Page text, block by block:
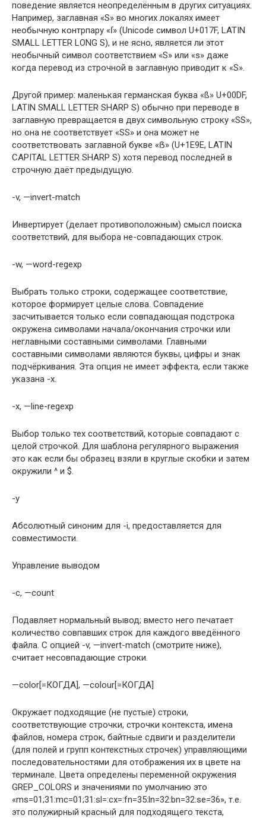
поведение является неопределённым в других ситуациях.
Например, заглавная «S» во многих локалях имеет
необычную контрпару «ſ» (Unicode символ U+017F, LATIN
SMALL LETTER LONG S), и не ясно, является ли этот
необычный символ соответствием «S» или «s» даже
когда перевод из строчной в заглавную приводит к «S».
Другой пример: маленькая германская буква «ß» U+00DF,
LATIN SMALL LETTER SHARP S) обычно при переводе в
заглавную превращается в двух символьную строку «SS»,
но она не соответствует «SS» и она может не
соответствовать заглавной букве «ẞ» (U+1E9E, LATIN
CAPITAL LETTER SHARP S) хотя перевод последней в
строчную даёт предыдущую.
-v, —invert-match
Инвертирует (делает противоположным) смысл поиска
соответствий, для выбора не-совпадающих строк.
-w, —word-regexp
Выбрать только строки, содержащее соответствие,
которое формирует целые слова. Совпадение
засчитывается только если совпадающая подстрока
окружена символами начала/окончания строчки или
неглавными составными символами. Главными
составными символами являются буквы, цифры и знак
подчёркивания. Эта опция не имеет эффекта, если также
указана -x.
-x, —line-regexp
Выбор только тех соответствий, которые совпадают с
целой строчкой. Для шаблона регулярного выражения
это как если бы образец взяли в круглые скобки и затем
окружили ^ и $.
-y
Абсолютный синоним для -i, предоставляется для
совместимости.
Управление выводом
-c, —count
Подавляет нормальный вывод; вместо него печатает
количество совпавших строк для каждого введённого
файла. С опцией -v, —invert-match (смотрите ниже),
считает несовпадающие строки.
—color[=КОГДА], —colour[=КОГДА]
Окружает подходящие (не пустые) строки,
соответствующие строчки, строчки контекста, имена
файлов, номера строк, байтные сдвиги и разделители
(для полей и групп контекстных строчек) управляющими
последовательностями для отображения их в цвете на
терминале. Цвета определены переменной окружения
GREP_COLORS и значениями по умолчанию это
«ms=01;31:mc=01;31:sl=:cx=:fn=35:ln=32:bn=32:se=36», т.е.
это полужирный красный для подходящего текста,